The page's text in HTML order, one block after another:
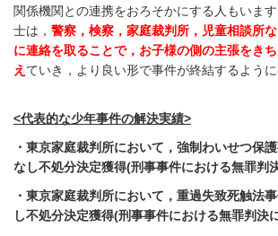
関係機関との連携をおろそかにする人もいま
士は， 警察，検察，家庭裁判所，児童相談所
に連絡を取ることで，お子様の側の主張をき
え ていき，より良い形で事件が終結するように
<代表的な少年事件の解決実績>
・東京家庭裁判所において，強制わいせつ保
なし不処分決定獲得(刑事事件における無罪判
・東京家庭裁判所において，重過失致死触法
し不処分決定獲得(刑事事件における無罪判決